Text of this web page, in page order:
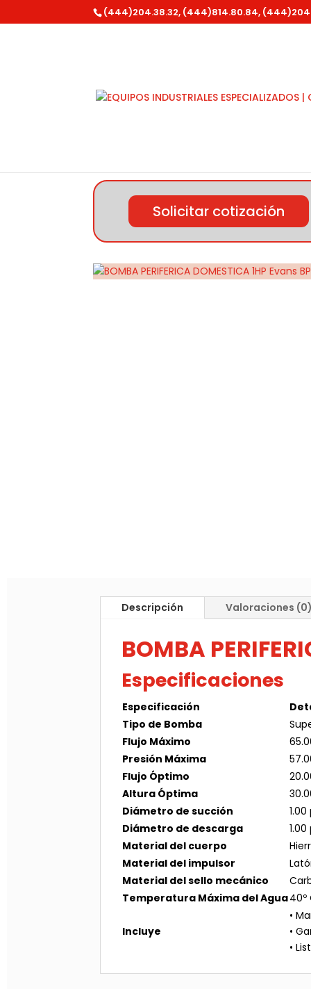
(444)204.38.32, (444)814.80.84,
Solicitar cotización
Descripción Valoraciones
BOMBA
Especificaciones
Especificación
Tipo de Bomba
Flujo Máximo
Presión Máxima
Flujo Óptimo
Altura Óptima
Diámetro de succión
Diámetro de descarga
Material del cuerpo
Material del impulsor
Material del sello mecánico
Temperatura Máxima del Agua40º
Incluye
•
•
•